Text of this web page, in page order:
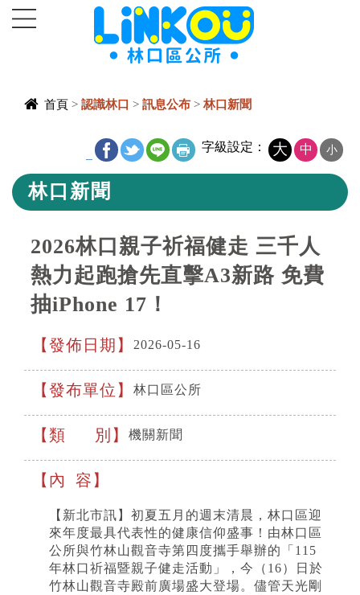
進入內容區塊
首頁 > 認識林口 > 訊息公布 > 林口新聞
字級設定： 大 中 小
林口新聞
2026林口親子祈福健走 三千人
熱力起跑搶先直擊A3新路 免費
抽iPhone 17！
發佈日期 2026-05-16
發布單位 林口區公所
類 別 機關新聞
內 容
【新北市訊】初夏五月的週末清晨，林口區迎
來年度最具代表性的健康信仰盛事！由林口區
公所與竹林山觀音寺第四度攜手舉辦的「115
年林口祈福暨親子健走活動」，今（16）日於
竹林山觀音寺殿前廣場盛大登場。儘管天光剛